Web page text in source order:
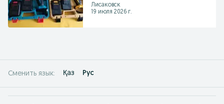
Лисаковск
19 июля 2026 г.
Сменить язык: Қаз Рус